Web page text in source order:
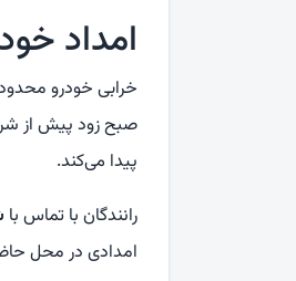
امداد
خرابی خودرو
صبح زود پیش از
پیدا می‌کند.
رانندگان با تماس با
امدادی در محل